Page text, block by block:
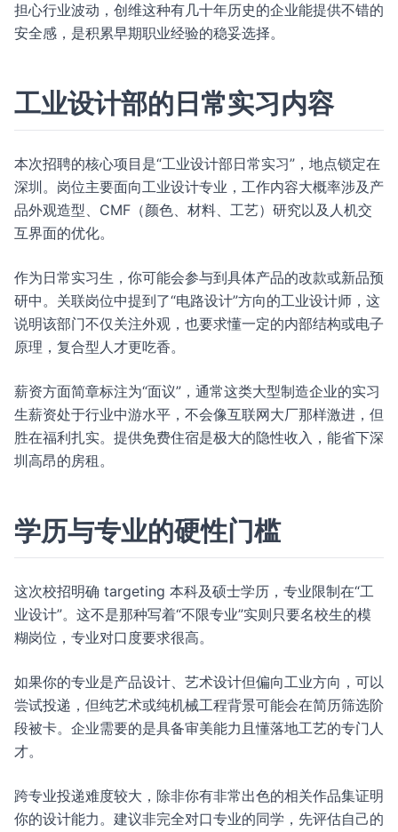
担心行业波动，创维这种有几十年历史的企业能提供不错的
安全感，是积累早期职业经验的稳妥选择。
工业设计部的日常实习内容
本次招聘的核心项目是“工业设计部日常实习”，地点锁定在
深圳。岗位主要面向工业设计专业，工作内容大概率涉及产
品外观造型、CMF（颜色、材料、工艺）研究以及人机交
互界面的优化。
作为日常实习生，你可能会参与到具体产品的改款或新品预
研中。关联岗位中提到了“电路设计”方向的工业设计师，这
说明该部门不仅关注外观，也要求懂一定的内部结构或电子
原理，复合型人才更吃香。
薪资方面简章标注为“面议”，通常这类大型制造企业的实习
生薪资处于行业中游水平，不会像互联网大厂那样激进，但
胜在福利扎实。提供免费住宿是极大的隐性收入，能省下深
圳高昂的房租。
学历与专业的硬性门槛
这次校招明确 targeting 本科及硕士学历，专业限制在“工
业设计”。这不是那种写着“不限专业”实则只要名校生的模
糊岗位，专业对口度要求很高。
如果你的专业是产品设计、艺术设计但偏向工业方向，可以
尝试投递，但纯艺术或纯机械工程背景可能会在简历筛选阶
段被卡。企业需要的是具备审美能力且懂落地工艺的专门人
才。
跨专业投递难度较大，除非你有非常出色的相关作品集证明
你的设计能力。建议非完全对口专业的同学，先评估自己的